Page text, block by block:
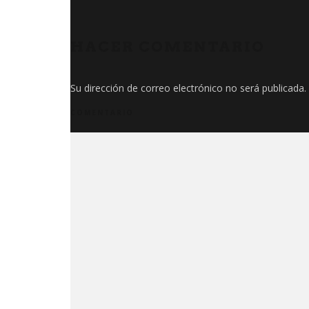
Su dirección de correo electrónico no será publicada.